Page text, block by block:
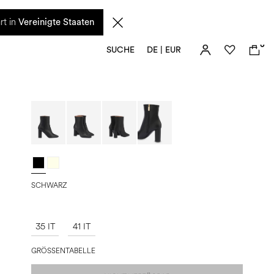
in Vereinigte Staaten
diesem Zeitraum eingehenden Anfragen sowie mögliche Versandverzögerungen
SUCHE DE | EUR
0
SCHWARZ
35 IT 41 IT
GRÖSSENTABELLE